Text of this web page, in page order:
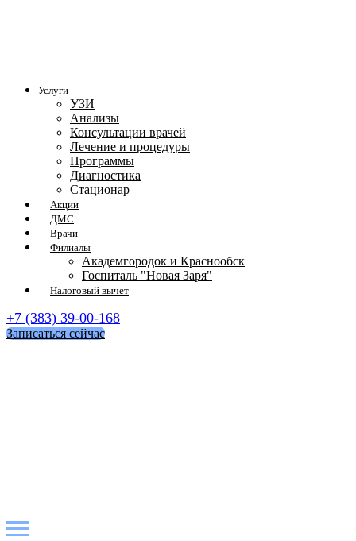
Услуги
УЗИ
Анализы
Консультации врачей
Лечение и процедуры
Программы
Диагностика
Стационар
Акции
ДМС
Врачи
Филиалы
Академгородок и Краснообск
Госпиталь "Новая Заря"
Налоговый вычет
+7 (383) 39-00-168
Записаться сейчас